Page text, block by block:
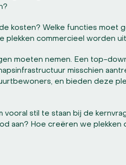
kosten? Welke functies moet
plekken commercieel worden
moeten nemen. Een top-
misschien
en bieden deze
stil te staan bij de
aan? Hoe creëren we plekken